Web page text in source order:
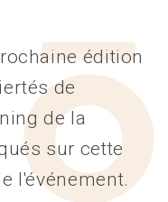
édition
de
de la
sur cette
l'événement.